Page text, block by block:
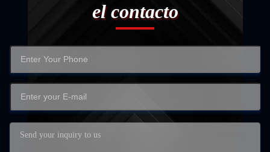
el contacto